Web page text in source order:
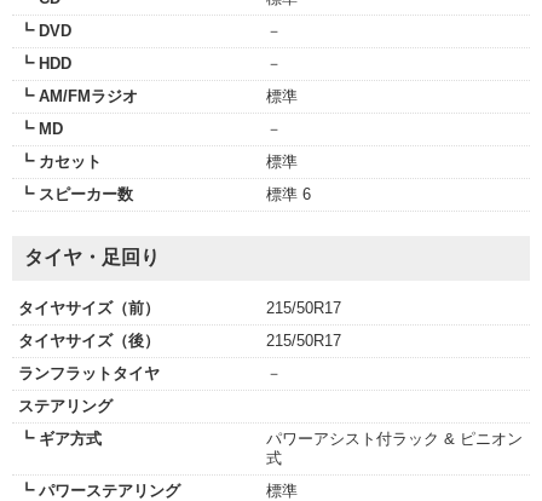
┗ DVD
－
┗ HDD
－
┗ AM/FMラジオ
標準
┗ MD
－
┗ カセット
標準
┗ スピーカー数
標準 6
タイヤ・足回り
タイヤサイズ（前）
215/50R17
タイヤサイズ（後）
215/50R17
ランフラットタイヤ
－
ステアリング
┗ ギア方式
パワーアシスト付ラック & ピニオン
式
┗ パワーステアリング
標準